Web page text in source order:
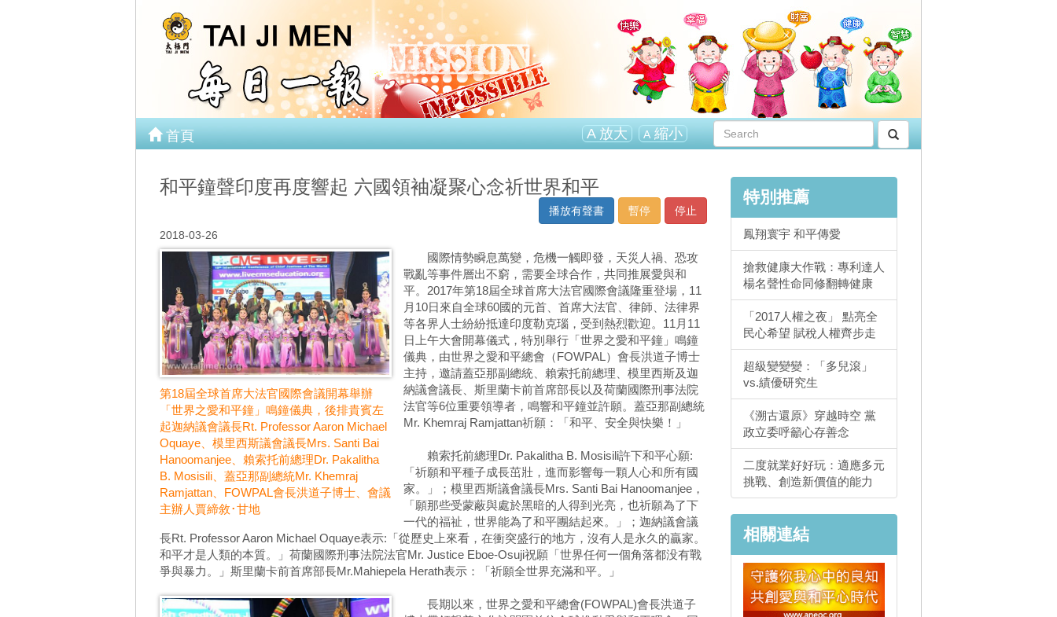
首頁 A放大 A 縮小
和平鐘聲印度再度響起 六國領袖凝聚心念祈世界和平
停止
暫停
播放有聲書
2018-03-26
第18屆全球首席大法官國際會議開幕舉辦
「世界之愛和平鐘」鳴鐘儀典，後排貴賓左
起迦納議會議長Rt. Professor Aaron Michael
Oquaye、模里西斯議會議長Mrs. Santi Bai
Hanoomanjee、賴索托前總理Dr. Pakalitha
B. Mosisili、蓋亞那副總統Mr. Khemraj
Ramjattan、FOWPAL會長洪道子博士、會議
主辦人賈締敘･甘地
國際情勢瞬息萬變，危機一觸即發，天災人禍、恐攻
戰亂等事件層出不窮，需要全球合作，共同推展愛與和
平。2017年第18屆全球首席大法官國際會議隆重登場，11
月10日來自全球60國的元首、首席大法官、律師、法律界
等各界人士紛紛抵達印度勒克瑙，受到熱烈歡迎。11月11
日上午大會開幕儀式，特別舉行「世界之愛和平鐘」鳴鐘
儀典，由世界之愛和平總會（FOWPAL）會長洪道子博士
主持，邀請蓋亞那副總統、賴索托前總理、模里西斯及迦
納議會議長、斯里蘭卡前首席部長以及荷蘭國際刑事法院
法官等6位重要領導者，鳴響和平鐘並許願。蓋亞那副總統
Mr. Khemraj Ramjattan祈願：「和平、安全與快樂！」
賴索托前總理Dr. Pakalitha B. Mosisili許下和平心願:
「祈願和平種子成長茁壯，進而影響每一顆人心和所有國
家。」；模里西斯議會議長Mrs. Santi Bai Hanoomanjee，
「願那些受蒙蔽與處於黑暗的人得到光亮，也祈願為了下
一代的福祉，世界能為了和平團結起來。」；迦納議會議
長Rt. Professor Aaron Michael Oquaye表示:「從歷史上來看，在衝突盛行的地方，沒有人是永久的贏家。
和平才是人類的本質。」荷蘭國際刑事法院法官Mr. Justice Eboe-Osuji祝願「世界任何一個角落都没有戰
爭與暴力。」斯里蘭卡前首席部長Mr.Mahiepela Herath表示：「祈願全世界充滿和平。」
長期以來，世界之愛和平總會(FOWPAL)會長洪道子
特別推薦
鳳翔寰宇 和平傳愛
搶救健康大作戰：專利達人
楊名聲性命同修翻轉健康
「2017人權之夜」 點亮全
民心希望 賦稅人權齊步走
超級變變變：「多兒滾」
vs.績優研究生
《溯古還原》穿越時空 黨
政立委呼籲心存善念
二度就業好好玩：適應多元
挑戰、創造新價值的能力
相關連結